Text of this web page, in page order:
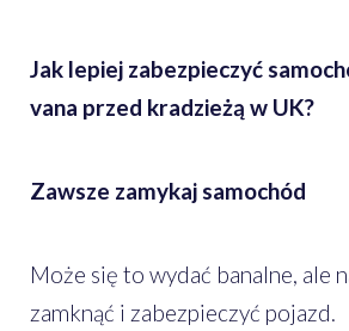
Jak lepiej zabezpieczyć
vana przed kradzieżą w UK?
Zawsze zamykaj samochód
Może się to wydać banalne, ale
zamknąć i zabezpieczyć pojazd.